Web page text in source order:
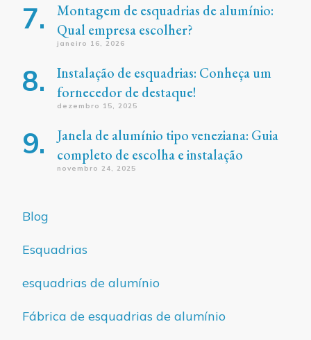
Montagem de esquadrias de alumínio:
Qual empresa escolher?
janeiro 16, 2026
Instalação de esquadrias: Conheça um
fornecedor de destaque!
dezembro 15, 2025
Janela de alumínio tipo veneziana: Guia
completo de escolha e instalação
novembro 24, 2025
Blog
Esquadrias
esquadrias de alumínio
Fábrica de esquadrias de alumínio